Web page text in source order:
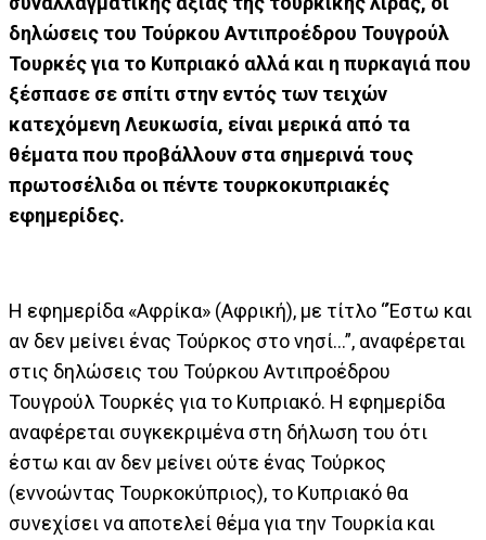
δηλώσεις του Τούρκου Αντιπροέδρου Τουγρούλ
Τουρκές για το Κυπριακό αλλά και η πυρκαγιά που
ξέσπασε σε σπίτι στην εντός των τειχών
κατεχόμενη Λευκωσία, είναι μερικά από τα
θέματα που προβάλλουν στα σημερινά τους
πρωτοσέλιδα οι πέντε τουρκοκυπριακές
εφημερίδες.
Η εφημερίδα «Αφρίκα» (Αφρική), με τίτλο “Έστω και
αν δεν μείνει ένας Τούρκος στο νησί...”, αναφέρεται
στις δηλώσεις του Τούρκου Αντιπροέδρου
Τουγρούλ Τουρκές για το Κυπριακό. Η εφημερίδα
αναφέρεται συγκεκριμένα στη δήλωση του ότι
έστω και αν δεν μείνει ούτε ένας Τούρκος
(εννοώντας Τουρκοκύπριος), το Κυπριακό θα
συνεχίσει να αποτελεί θέμα για την Τουρκία και